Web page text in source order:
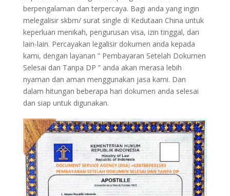
berpengalaman dan terpercaya. Bagi anda yang ingin
melegalisir skbm/ surat single di Kedutaan China untuk
keperluan menikah, pengurusan visa, izin tinggal, dan
lain-lain. Percayakan legalisir dokumen anda kepada
kami, dengan layanan ” Pembayaran Setelah Dokumen
Selesai dan Tanpa DP ” anda akan merasa lebih
nyaman dan aman menggunakan jasa kami. Dan
dalam hitungan beberapa hari dokumen anda selesai
dan siap untuk digunakan.